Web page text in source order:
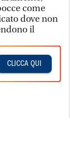
come
dove non
il
CLICCA QUI